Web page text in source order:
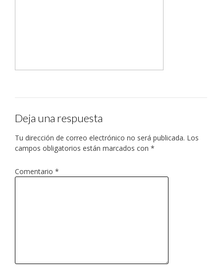
Deja una respuesta
Tu dirección de correo electrónico no será publicada. Los
campos obligatorios están marcados con *
Comentario *